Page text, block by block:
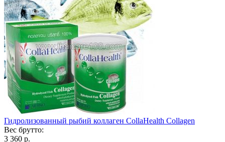
Гидролизованный рыбий коллаген CollaHealth Collagen
Вес брутто:
3 360 р.